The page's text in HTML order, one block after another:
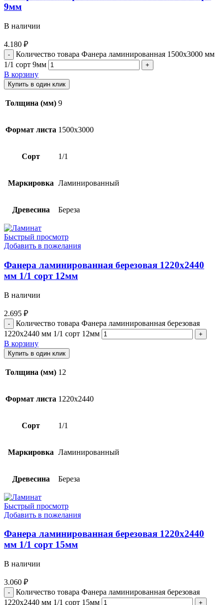
9мм
В наличии
4.180 ₽
Количество товара Фанера ламинированная 1500х3000 мм
1/1 сорт 9мм
В корзину
Купить в один клик
Толщина (мм) 9
Формат листа 1500х3000
Сорт 1/1
Маркировка Ламинированный
Древесина Береза
Быстрый просмотр
Добавить в пожелания
Фанера ламинированная березовая 1220х2440
мм 1/1 сорт 12мм
В наличии
2.695 ₽
Количество товара Фанера ламинированная березовая
1220х2440 мм 1/1 сорт 12мм
В корзину
Купить в один клик
Толщина (мм) 12
Формат листа 1220х2440
Сорт 1/1
Маркировка Ламинированный
Древесина Береза
Быстрый просмотр
Добавить в пожелания
Фанера ламинированная березовая 1220х2440
мм 1/1 сорт 15мм
В наличии
3.060 ₽
Количество товара Фанера ламинированная березовая
1220х2440 мм 1/1 сорт 15мм